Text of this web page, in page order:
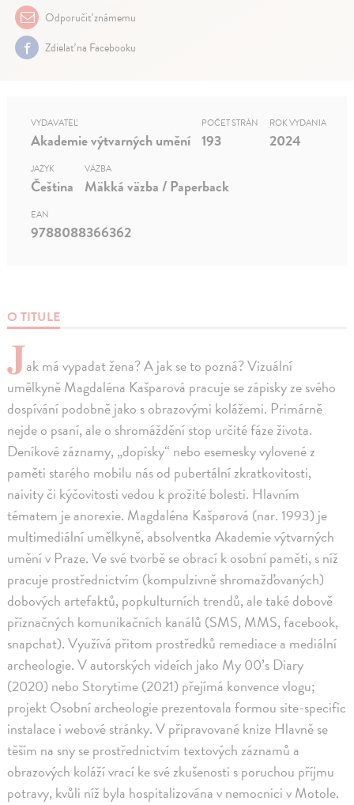
Odporučiť známemu
Zdielať na Facebooku
O TITULE
Jak má vypadat žena? A jak se to pozná? Vizuální
umělkyně Magdaléna Kašparová pracuje se zápisky ze svého
dospívání podobně jako s obrazovými kolážemi. Primárně
nejde o psaní, ale o shromáždění stop určité fáze života.
Deníkové záznamy, „dopísky“ nebo esemesky vylovené z
paměti starého mobilu nás od pubertální zkratkovitosti,
naivity či kýčovitosti vedou k prožité bolesti. Hlavním
tématem je anorexie. Magdaléna Kašparová (nar. 1993) je
multimediální umělkyně, absolventka Akademie výtvarných
umění v Praze. Ve své tvorbě se obrací k osobní paměti, s níž
pracuje prostřednictvím (kompulzivně shromažďovaných)
dobových artefaktů, popkulturních trendů, ale také dobově
příznačných komunikačních kanálů (SMS, MMS, facebook,
snapchat). Využívá přitom prostředků remediace a mediální
archeologie. V autorských videích jako My 00’s Diary
(2020) nebo Storytime (2021) přejímá konvence vlogu;
projekt Osobní archeologie prezentovala formou site-specific
instalace i webové stránky. V připravované knize Hlavně se
těším na sny se prostřednictvím textových záznamů a
obrazových koláží vrací ke své zkušenosti s poruchou příjmu
potravy, kvůli níž byla hospitalizována v nemocnici v Motole.
VYDAVATEĽ
Akademie výtvarných umění
POČET STRÁN
193
ROK VYDANIA
2024
JAZYK
Čeština
VÄZBA
Mäkká väzba / Paperback
EAN
9788088366362